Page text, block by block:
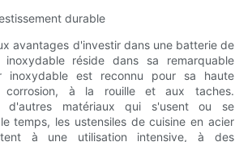
durable
avantages d'investir dans une batterie de
réside dans sa remarquable
inoxydable est reconnu pour sa haute
corrosion, à la rouille et aux taches.
d'autres matériaux qui s'usent ou se
temps, les ustensiles de cuisine en acier
à une utilisation intensive, à des